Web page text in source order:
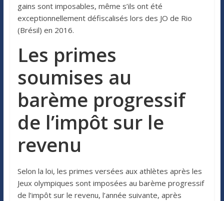
gains sont imposables, même s’ils ont été
exceptionnellement défiscalisés lors des JO de Rio
(Brésil) en 2016.
Les primes
soumises au
barème progressif
de l’impôt sur le
revenu
Selon la loi, les primes versées aux athlètes après les
Jeux olympiques sont imposées au barème progressif
de l’impôt sur le revenu, l’année suivante, après